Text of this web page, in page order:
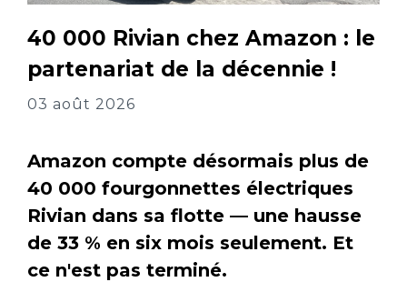
40 000 Rivian chez Amazon : le
partenariat de la décennie !
03 août 2026
Amazon compte désormais plus de
40 000 fourgonnettes électriques
Rivian dans sa flotte — une hausse
de 33 % en six mois seulement. Et
ce n'est pas terminé.